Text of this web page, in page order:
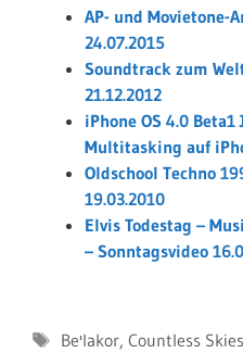
AP- und Movietone-
24.07.2015
Soundtrack zum
21.12.2012
iPhone OS 4.0
Multitasking auf
Oldschool Techno
19.03.2010
Elvis Todestag –
– Sonntagsvideo
Schlagwörter
Be'lakor, Countless Skies